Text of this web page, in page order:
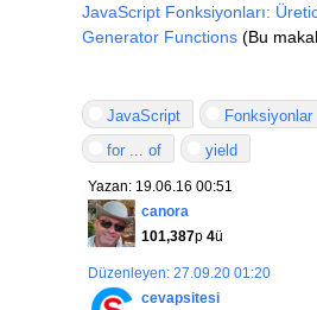
JavaScript Fonksiyonları:
Generator Functions (Bu
JavaScript Fonksiyonlar
for ... of
yield
Yazan: 19.06.16 00:51
canora
101,387p 4ü
Düzenleyen: 27.09.20 01:20
cevapsitesi